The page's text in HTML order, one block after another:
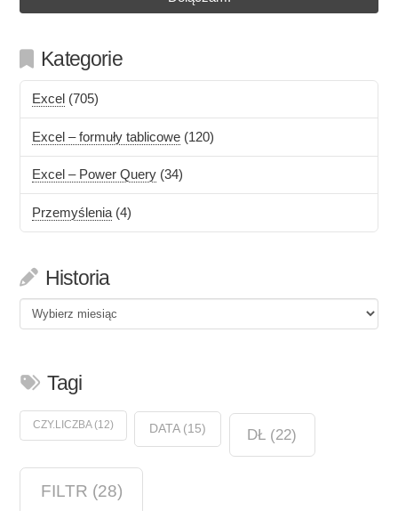
Kategorie
Excel (705)
Excel – formuły tablicowe (120)
Excel – Power Query (34)
Przemyślenia (4)
Historia
Historia
Tagi
CZY.LICZBA(12) DATA(15) DŁ (22)
FILTR (28)